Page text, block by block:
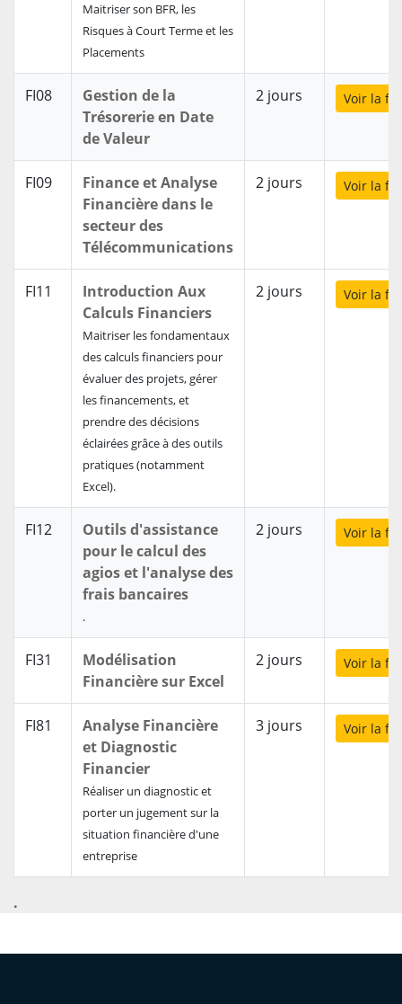
Maitriser son BFR, les
Risques à Court Terme et les
Placements
FI08
Gestion de la
Trésorerie en Date
de Valeur
2 jours Voir la
FI09
Finance et Analyse
Financière dans le
secteur des
Télécommunications
2 jours Voir la
FI11
Introduction Aux
Calculs Financiers
Maitriser les fondamentaux
des calculs financiers pour
évaluer des projets, gérer
les financements, et
prendre des décisions
éclairées grâce à des outils
pratiques (notamment
Excel).
2 jours Voir la
FI12
Outils d'assistance
pour le calcul des
agios et l'analyse des
frais bancaires
.
2 jours Voir la
FI31
Modélisation
Financière sur Excel
2 jours Voir la
FI81
Analyse Financière
et Diagnostic
Financier
Réaliser un diagnostic et
porter un jugement sur la
situation financière d'une
entreprise
3 jours Voir la
.